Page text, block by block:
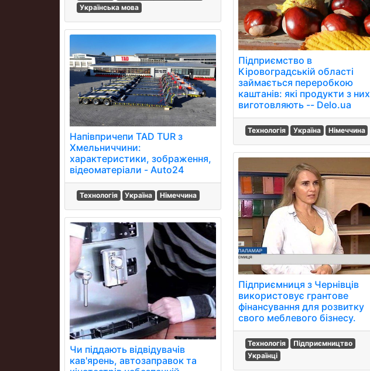
Українська мова
Напівпричепи TAD TUR з
Хмельниччини:
характеристики, зображення,
відеоматеріали - Auto24
Технологія Україна Німеччина
Чи піддають відвідувачів
кав'ярень, автозаправок та
Підприємство в
Кіровоградській області
займається переробкою
каштанів: які продукти з них
виготовляють -- Delo.ua
Технологія Україна Німеччина
Підприємниця з Чернівців
використовує грантове
фінансування для розвитку
свого меблевого бізнесу.
Технологія
Підприємництво
Українці